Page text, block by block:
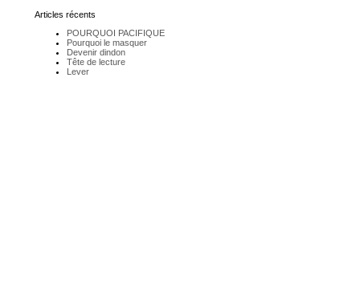
Articles récents
POURQUOI PACIFIQUE
Pourquoi le masquer
Devenir dindon
Tête de lecture
Lever